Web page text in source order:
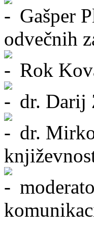
Gašper
odvečnih
Rok
dr. Darij
dr.